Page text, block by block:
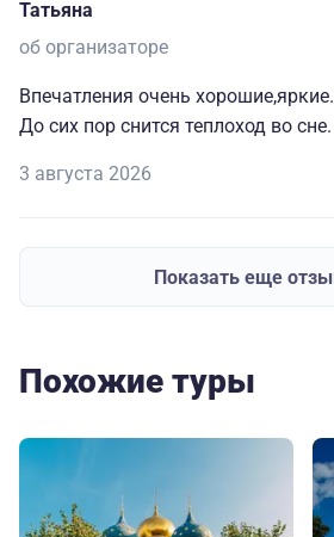
Татьяна
об организаторе
Впечатления очень хорошие,яркие.
До сих пор снится теплоход во сне.
3 августа 2026
Показать еще
Похожие туры